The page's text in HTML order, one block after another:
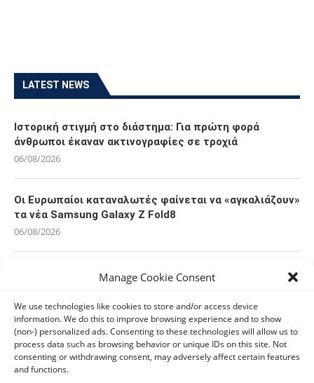
Manage Cookie Consent
We use technologies like cookies to store and/or access device
information. We do this to improve browsing experience and to show
(non-) personalized ads. Consenting to these technologies will allow us to
process data such as browsing behavior or unique IDs on this site. Not
consenting or withdrawing consent, may adversely affect certain features
and functions.
LATEST NEWS
Ιστορική στιγμή στο διάστημα: Για πρώτη φορά
άνθρωποι έκαναν ακτινογραφίες σε τροχιά
06/08/2026
Οι Ευρωπαίοι καταναλωτές φαίνεται να «αγκαλιάζουν»
τα νέα Samsung Galaxy Z Fold8
06/08/2026
Οι χρήστες Mac είναι περισσότερο εκτεθειμένοι σε
κυβερνοαπειλές αλλά λαμβάνουν λιγότερα μέτρα
προστασίας
06/08/2026
Πόλη Χρυσοχούς: Σε εξέλιξη η ενοποίηση τεσσάρων
αρχαιολογικών χώρων (εικόνες)